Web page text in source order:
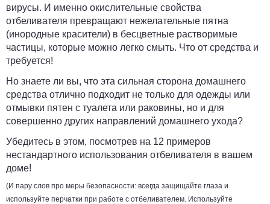
вирусы. И именно окислительные свойства
отбеливателя превращают нежелательные пятна
(инородные красители) в бесцветные растворимые
частицы, которые можно легко смыть. Что от средства и
требуется!
Но знаете ли вы, что эта сильная сторона домашнего
средства отлично подходит не только для одежды или
отмывки пятен с туалета или раковины, но и для
совершенно других направлений домашнего ухода?
Убедитесь в этом, посмотрев на 12 примеров
нестандартного использования отбеливателя в вашем
доме!
(И пару слов про меры безопасности: всегда защищайте глаза и
используйте перчатки при работе с отбеливателем. Используйте